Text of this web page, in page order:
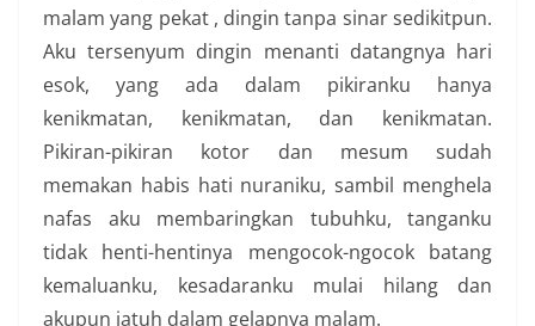
malam yang pekat , dingin tanpa sinar sedikitpun.
Aku tersenyum dingin menanti datangnya hari
esok, yang ada dalam pikiranku hanya
kenikmatan, kenikmatan, dan kenikmatan.
Pikiran-pikiran kotor dan mesum sudah
memakan habis hati nuraniku, sambil menghela
nafas aku membaringkan tubuhku, tanganku
tidak henti-hentinya mengocok-ngocok batang
kemaluanku, kesadaranku mulai hilang dan
akupun jatuh dalam gelapnya malam.